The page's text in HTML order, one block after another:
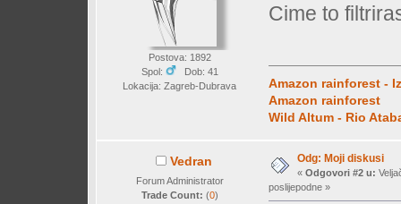
Postova: 1892
Spol:
Dob: 41
Lokacija: Zagreb-Dubrava
Cime to
Amazon rainforest -
Amazon rainforest
Wild Altum - Rio
Vedran
Forum Administrator
Trade Count: (0)
Odg: Moji diskusi
« Odgovori #2 u:
poslijepodne »